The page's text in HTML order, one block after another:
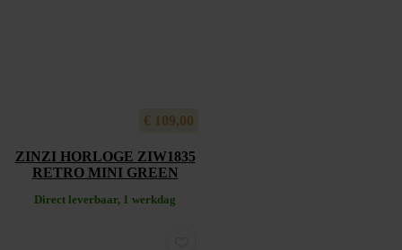
€ 109,00
ZINZI HORLOGE ZIW1835
RETRO MINI GREEN
Direct leverbaar, 1 werkdag